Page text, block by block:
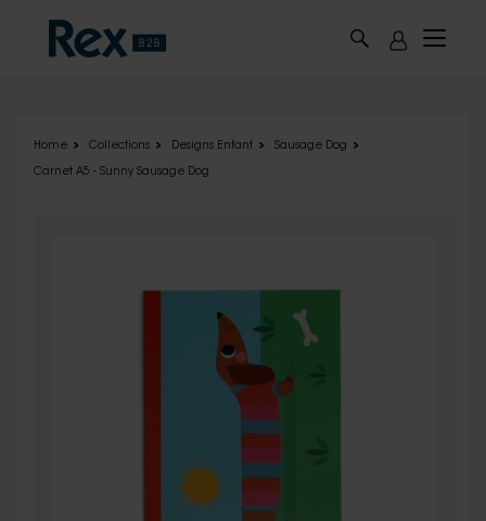
Home Collections Designs Enfant Sausage Dog
Carnet A5 - Sunny Sausage Dog